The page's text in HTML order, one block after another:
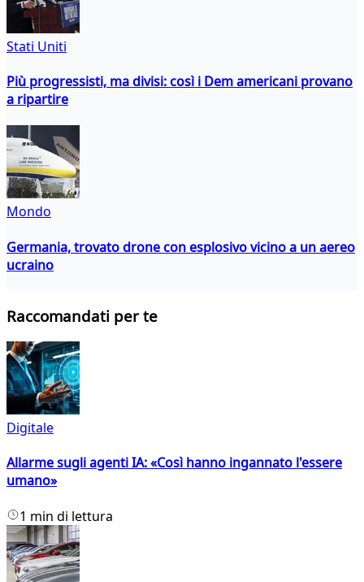
Stati Uniti
Più progressisti, ma divisi: così i Dem americani provano
a ripartire
Mondo
Germania, trovato drone con esplosivo vicino a un aereo
ucraino
Raccomandati per te
Digitale
Allarme sugli agenti IA: «Così hanno ingannato l'essere
umano»
1 min di lettura